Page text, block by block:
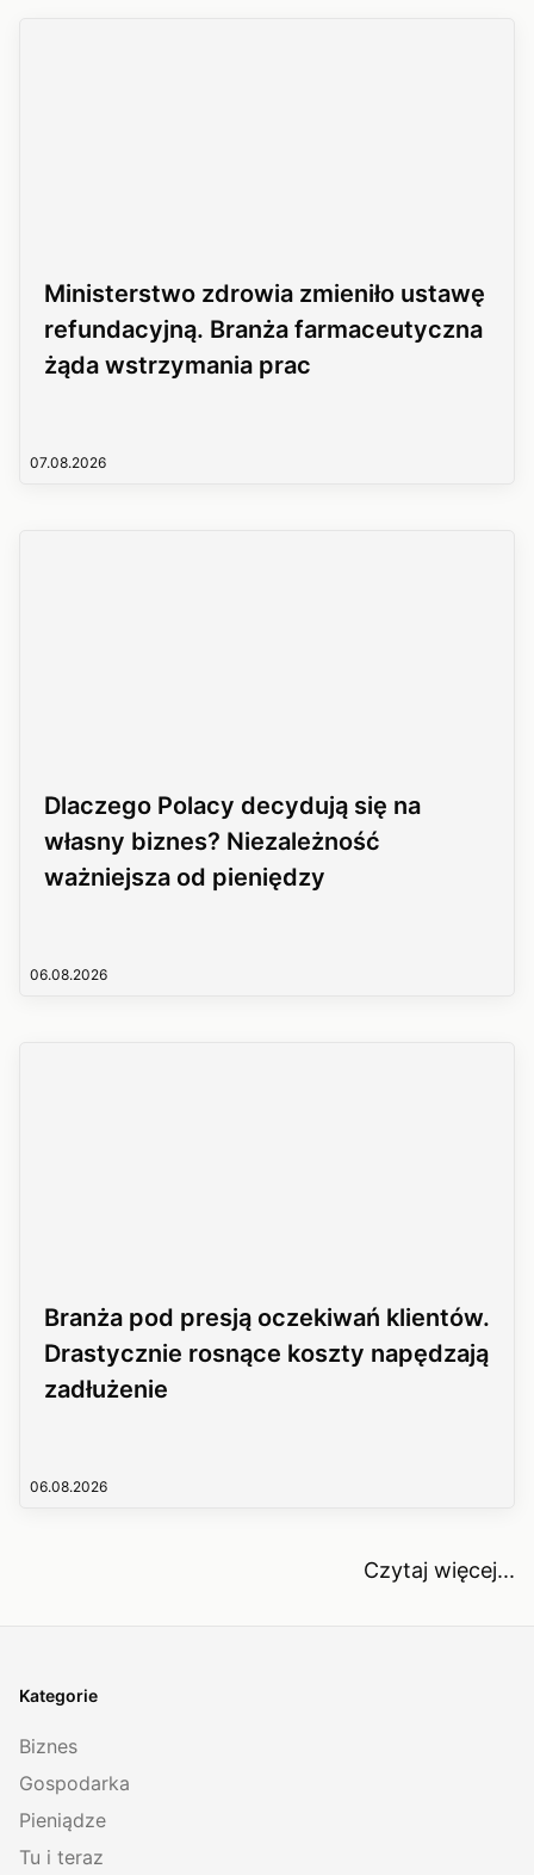
Ministerstwo zdrowia zmieniło ustawę
refundacyjną. Branża farmaceutyczna
żąda wstrzymania prac
07.08.2026
Dlaczego Polacy decydują się na
własny biznes? Niezależność
ważniejsza od pieniędzy
06.08.2026
Branża pod presją oczekiwań klientów.
Drastycznie rosnące koszty napędzają
zadłużenie
06.08.2026
Czytaj więcej...
Kategorie
Biznes
Gospodarka
Pieniądze
Tu i teraz